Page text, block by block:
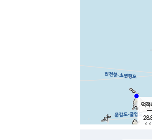
덕적
4.4